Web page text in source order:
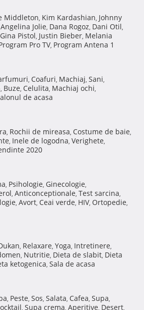
Middleton, Kim Kardashian, Johnny
Angelina Jolie, Dana Rogoz, Dani Otil,
Gina Pistol, Justin Bieber, Melania
Pro TV, Program Antena 1
, Coafuri, Machiaj, Sani,
, Buze, Celulita, Machiaj ochi,
de acasa
, Rochii de mireasa, Costume de baie,
, Inele de logodna, Verighete,
2020
, Psihologie, Ginecologie,
, Anticonceptionale, Test sarcina,
, Avort, Ceai verde, HIV, Ortopedie,
, Relaxare, Yoga, Intretinere,
, Nutritie, Dieta de slabit, Dieta
ketogenica, Sala de acasa
, Peste, Sos, Salata, Cafea, Supa,
, Supa crema, Aperitive, Desert,